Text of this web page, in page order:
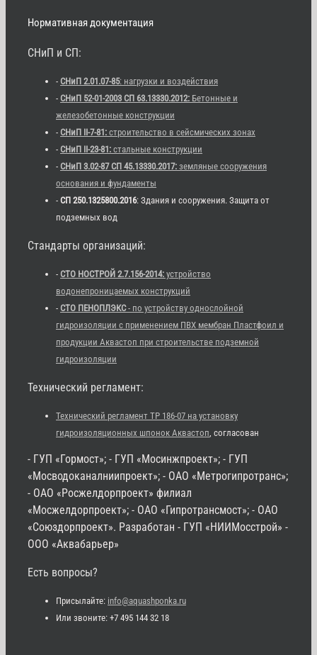
Нормативная документация
СНиП и СП:
- СНиП 2.01.07-85: нагрузки и воздействия
- СНиП 52-01-2003 СП 63.13330.2012: Бетонные и
железобетонные конструкции
- СНиП II-7-81: строительство в сейсмических зонах
- СНиП II-23-81: стальные конструкции
- СНиП 3.02-87 СП 45.13330.2017: земляные сооружения
основания и фундаменты
- СП 250.1325800.2016: Здания и сооружения. Защита от
подземных вод
Стандарты организаций:
- СТО НОСТРОЙ 2.7.156-2014: устройство
водонепроницаемых конструкций
- СТО ПЕНОПЛЭКС- по устройству однослойной
гидроизоляции с применением ПВХ мембран Пластфоил и
продукции Аквастоп при строительстве подземной
гидроизоляции
Технический регламент:
Технический регламент ТР 186-07 на установку
гидроизоляционных шпонок Аквастоп , согласован
- ГУП «Гормост»; - ГУП «Мосинжпроект»; - ГУП
«Мосводоканалниипроект»; - ОАО «Метрогипротранс»;
- ОАО «Росжелдорпроект» филиал
«Мосжелдорпроект»; - ОАО «Гипротрансмост»; - ОАО
«Союздорпроект». Разработан - ГУП «НИИМосстрой» -
ООО «Аквабарьер»
Есть вопросы?
Присылайте: info@aquashponka.ru
Или звоните: +7 495 144 32 18